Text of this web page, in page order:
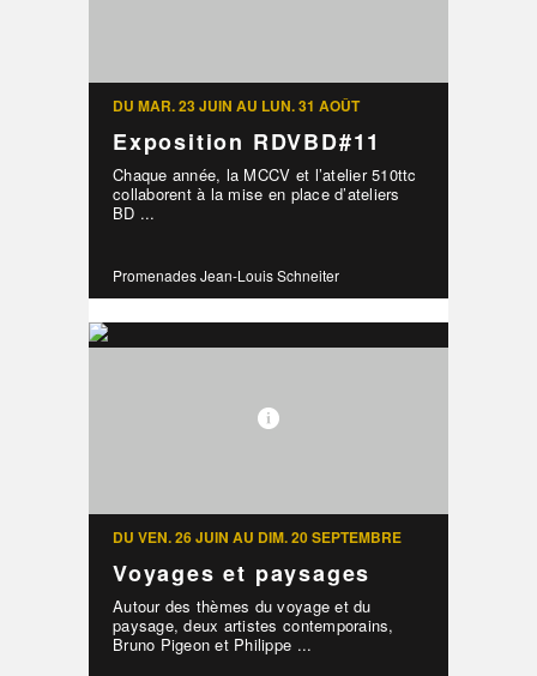
DU MAR. 23 JUIN AU LUN. 31 AOÛT
Exposition RDVBD#11
Chaque année, la MCCV et l’atelier 510ttc
collaborent à la mise en place d’ateliers
BD ...
Promenades Jean-Louis Schneiter
DU VEN. 26 JUIN AU DIM. 20 SEPTEMBRE
Voyages et paysages
Autour des thèmes du voyage et du
paysage, deux artistes contemporains,
Bruno Pigeon et Philippe ...